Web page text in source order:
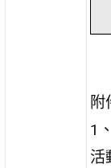
附
1
活